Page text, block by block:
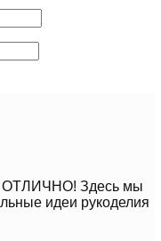
ОТЛИЧНО! Здесь мы
идеи рукоделия